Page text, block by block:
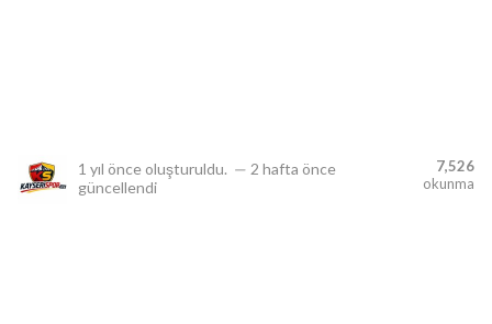
1 yıl önce oluşturuldu. — 2 hafta önce
güncellendi
7,526
okunma